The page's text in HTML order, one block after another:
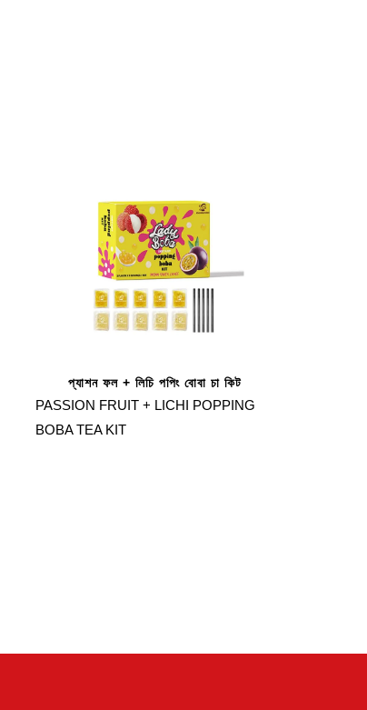
প্যাশন ফল + লিচি পপিং বোবা চা কিট
PASSION FRUIT + LICHI POPPING
BOBA TEA KIT